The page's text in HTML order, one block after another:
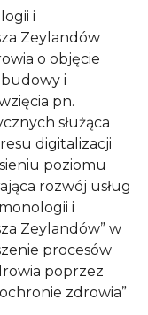
i
Zeylandów
o objęcie
i
pn.
służąca
digitalizacji
poziomu
rozwój usług
i
Zeylandów” w
procesów
poprzez
zdrowia”